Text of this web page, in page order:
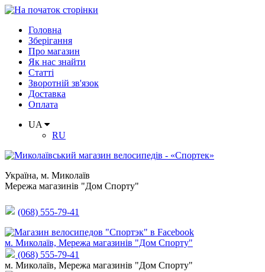
Головна
Зберігання
Про магазин
Як нас знайти
Статті
Зворотній зв'язок
Доставка
Оплата
UA
RU
Україна, м. Миколаїв
Мережа магазинів "Дом Спорту"
(068) 555-79-41
м. Миколаїв, Мережа магазинів "Дом Спорту"
(068) 555-79-41
м. Миколаїв, Мережа магазинів "Дом Спорту"